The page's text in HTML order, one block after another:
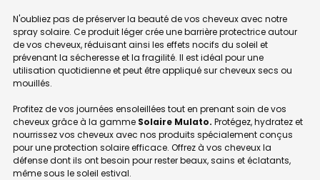
N'oubliez pas de préserver la beauté de vos cheveux avec notre
spray solaire. Ce produit léger crée une barrière protectrice autour
de vos cheveux, réduisant ainsi les effets nocifs du soleil et
prévenant la sécheresse et la fragilité. Il est idéal pour une
utilisation quotidienne et peut être appliqué sur cheveux secs ou
mouillés.
Profitez de vos journées ensoleillées tout en prenant soin de vos
cheveux grâce à la gamme Solaire Mulato. Protégez, hydratez et
nourrissez vos cheveux avec nos produits spécialement conçus
pour une protection solaire efficace. Offrez à vos cheveux la
défense dont ils ont besoin pour rester beaux, sains et éclatants,
même sous le soleil estival.